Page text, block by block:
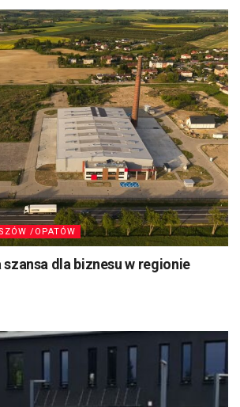
/OPATÓW
szansa dla biznesu w regionie